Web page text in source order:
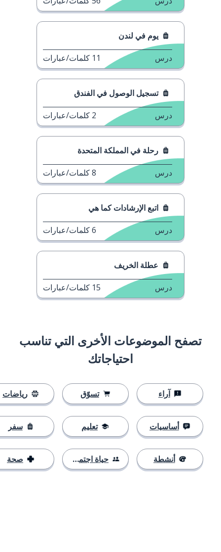
يوم في لندن
درس 11 كلمات/عبارات
تسجيل الوصول في الفندق
درس 2 كلمات/عبارات
رحلة في المملكة المتحدة
درس 8كلمات/عبارات
اتبع الإرشادات كما هي
درس 6كلمات/عبارات
عطلة الخريف
درس 15 كلمات/عبارات
تصفح الموضوعات الأخرى التي تناسب
احتياجاتك
آراء
أساسيات
أنشطة
تسوّق
تعليم
حياة اجتماعية
رياضات
سفر
صحة